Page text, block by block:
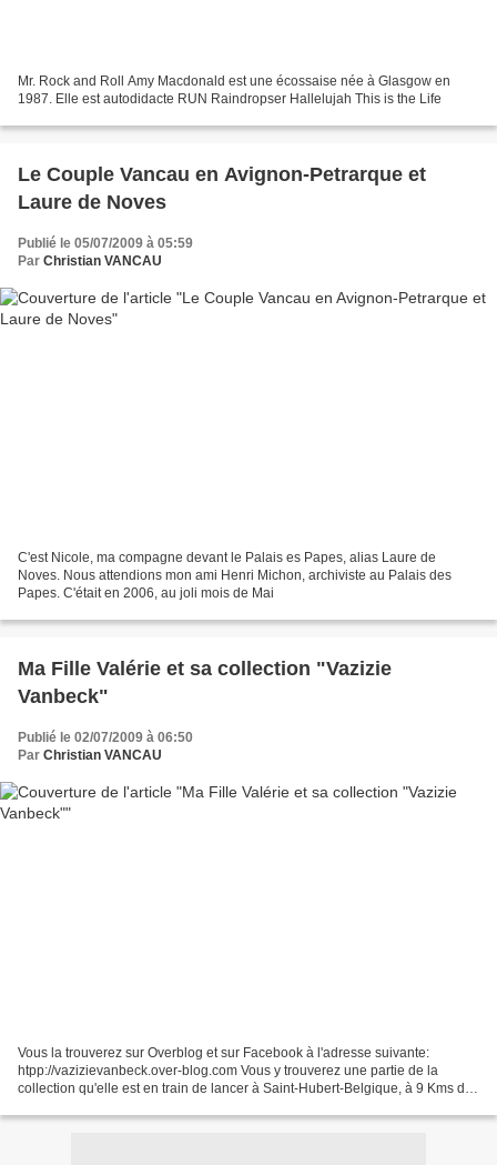
Mr. Rock and Roll Amy Macdonald est une écossaise née à Glasgow en
1987. Elle est autodidacte RUN Raindropser Hallelujah This is the Life
Le Couple Vancau en Avignon-Petrarque et
Laure de Noves
Publié le 05/07/2009 à 05:59
Par Christian VANCAU
C'est Nicole, ma compagne devant le Palais es Papes, alias Laure de
Noves. Nous attendions mon ami Henri Michon, archiviste au Palais des
Papes. C'était en 2006, au joli mois de Mai
Ma Fille Valérie et sa collection "Vazizie
Vanbeck"
Publié le 02/07/2009 à 06:50
Par Christian VANCAU
Vous la trouverez sur Overblog et sur Facebook à l'adresse suivante:
htpp://vazizievanbeck.over-blog.com Vous y trouverez une partie de la
collection qu'elle est en train de lancer à Saint-Hubert-Belgique, à 9 Kms de